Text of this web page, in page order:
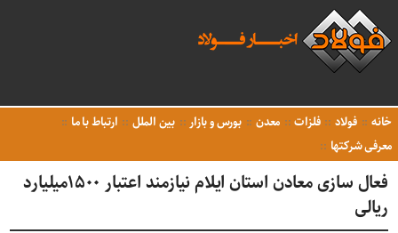
خانه فولاد فلزات معدن بورس و بازار بین الملل
ارتباط با ما
معرفی شرکتها
فعال سازی معادن استان ایلام نیازمند اعتبار ۱۵۰۰میلیارد
ریالی